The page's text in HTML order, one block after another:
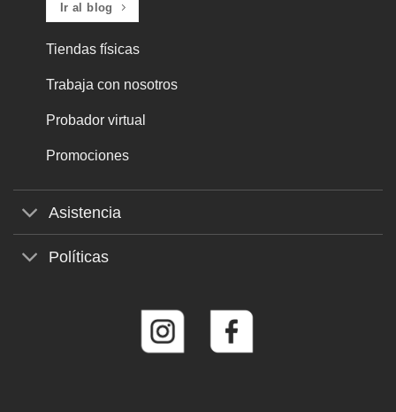
Ir al blog
Tiendas físicas
Trabaja con nosotros
Probador virtual
Promociones
Asistencia
Políticas